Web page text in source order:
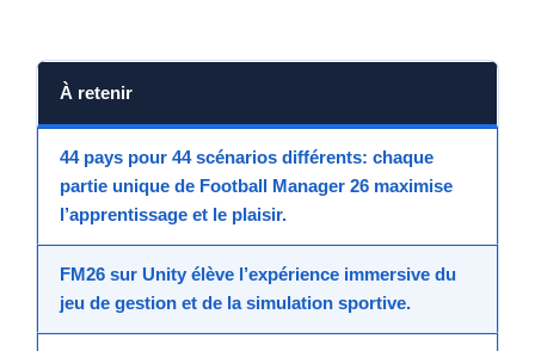
À retenir
44 pays pour 44 scénarios différents: chaque
partie unique de Football Manager 26 maximise
l’apprentissage et le plaisir.
FM26 sur Unity élève l’expérience immersive du
jeu de gestion et de lasimulation sportive.